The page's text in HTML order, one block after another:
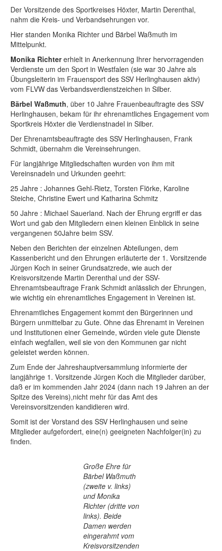
Der Vorsitzende des Sportkreises Höxter, Martin Derenthal,
nahm die Kreis- und Verbandsehrungen vor.
Hier standen Monika Richter und Bärbel Waßmuth im
Mittelpunkt.
Monika Richtererhielt in Anerkennung Ihrer hervorragenden
Verdienste um den Sport in Westfalen (sie war 30 Jahre als
Übungsleiterin im Frauensport des SSV Herlinghausen aktiv)
vom FLVW das Verbandsverdienstzeichen in Silber.
Bärbel Waßmuth, über 10 Jahre Frauenbeauftragte des SSV
Herlinghausen, bekam für ihr ehrenamtliches Engagement vom
Sportkreis Höxter die Verdienstnadel in Silber.
Der Ehrenamtsbeauftragte des SSV Herlinghausen, Frank
Schmidt, übernahm die Vereinsehrungen.
Für langjährige Mitgliedschaften wurden von ihm mit
Vereinsnadeln und Urkunden geehrt:
25 Jahre : Johannes Gehl-Rietz, Torsten Flörke, Karoline
Steiche, Christine Ewert und Katharina Schmitz
50 Jahre : Michael Sauerland. Nach der Ehrung ergriff er das
Wort und gab den Mitgliedern einen kleinen Einblick in seine
vergangenen 50Jahre beim SSV.
Neben den Berichten der einzelnen Abteilungen, dem
Kassenbericht und den Ehrungen erläuterte der 1. Vorsitzende
Jürgen Koch in seiner Grundsatzrede, wie auch der
Kreisvorsitzende Martin Derenthal und der SSV-
Ehrenamtsbeauftrage Frank Schmidt anlässlich der Ehrungen,
wie wichtig ein ehrenamtliches Engagement in Vereinen ist.
Ehrenamtliches Engagement kommt den Bürgerinnen und
Bürgern unmittelbar zu Gute. Ohne das Ehrenamt in Vereinen
und Institutionen einer Gemeinde, würden viele gute Dienste
einfach wegfallen, weil sie von den Kommunen gar nicht
geleistet werden können.
Zum Ende der Jahreshauptversammlung informierte der
langjährige 1. Vorsitzende Jürgen Koch die Mitglieder darüber,
daß er im kommenden Jahr 2024 (dann nach 19 Jahren an der
Spitze des Vereins),nicht mehr für das Amt des
Vereinsvorsitzenden kandidieren wird.
Somit ist der Vorstand des SSV Herlinghausen und seine
Mitglieder aufgefordert, eine(n) geeigneten Nachfolger(in) zu
finden.
Große Ehre für
Bärbel Waßmuth
(zweite v. links)
und Monika
Richter (dritte von
links). Beide
Damen werden
eingerahmt vom
Kreisvorsitzenden